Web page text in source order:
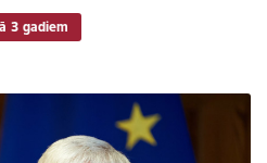
3 gadiem